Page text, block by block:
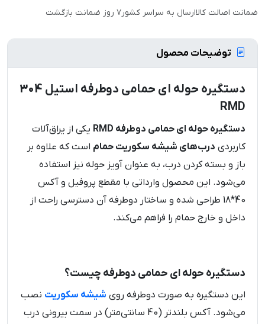
ضمانت اصالت کالاارسال به سراسر کشور۷ روز ضمانت بازگشت
توضیحات محصول
دستگیره حوله ای حمامی دوطرفه استیل 304
RMD
دستگیره حوله ای حمامی دوطرفه RMD
یکی از یراق‌آلات
کاربردی درب‌های شیشه سکوریت حمام است که علاوه بر
باز و بسته کردن درب، به عنوان آویز حوله نیز استفاده
می‌شود. این محصول وارداتی با مقطع پروفیل و آکس
40*18 طراحی شده و ساختار دوطرفه آن دسترسی راحت از
داخل و خارج حمام را فراهم می‌کند.
دستگیره حوله ای حمامی دوطرفه چیست؟
این دستگیره به صورت دوطرفه روی شیشه سکوریت نصب
می‌شود. آکس بلندتر (40 سانتی‌متر) در سمت بیرونی درب